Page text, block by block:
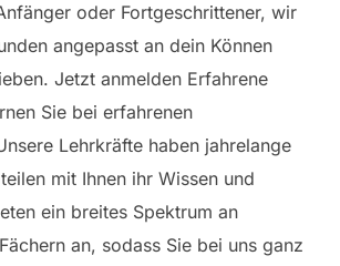
oder Fortgeschrittener, wir
angepasst an dein Können
Jetzt anmelden Erfahrene
Sie bei erfahrenen
Lehrkräfte haben jahrelange
mit Ihnen ihr Wissen und
ein breites Spektrum an
an, sodass Sie bei uns ganz